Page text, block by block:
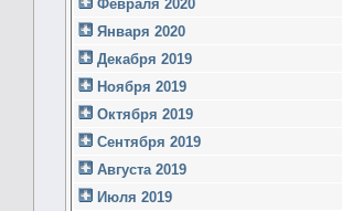
Февраля 2020
Января 2020
Декабря 2019
Ноября 2019
Октября 2019
Сентября 2019
Августа 2019
Июля 2019